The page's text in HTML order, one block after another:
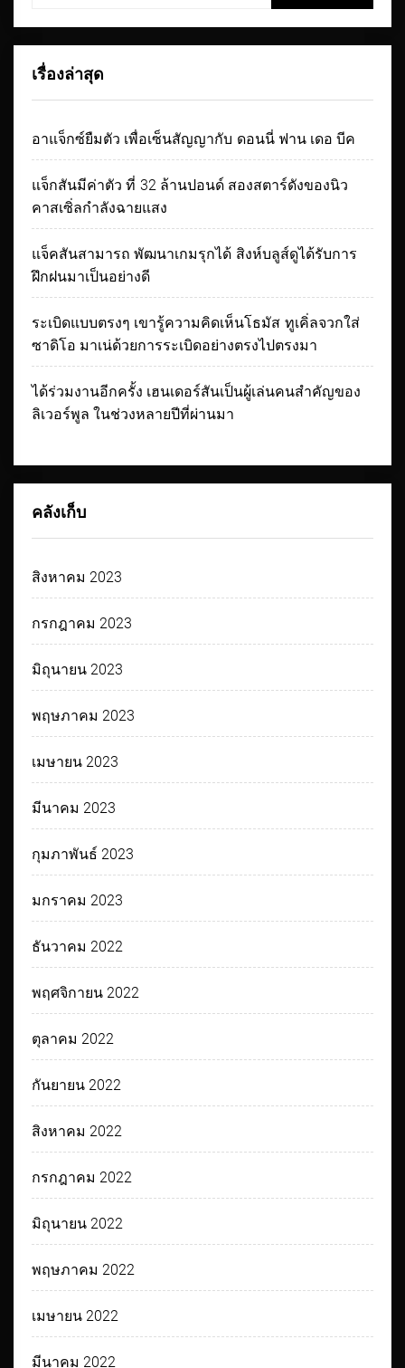
เรื่องล่าสุด
อาแจ็กซ์ยืมตัว เพื่อเซ็นสัญญากับ ดอนนี่ ฟาน เดอ บีค
แจ็กสันมีค่าตัว ที่ 32 ล้านปอนด์ สองสตาร์ดังของนิว
คาสเซิ่ลกำลังฉายแสง
แจ็คสันสามารถ พัฒนาเกมรุกได้ สิงห์บลูส์ดูได้รับการ
ฝึกฝนมาเป็นอย่างดี
ระเบิดแบบตรงๆ เขารู้ความคิดเห็นโธมัส ทูเคิ่ลจวกใส่
ซาดิโอ มาเน่ด้วยการระเบิดอย่างตรงไปตรงมา
ได้ร่วมงานอีกครั้ง เฮนเดอร์สันเป็นผู้เล่นคนสำคัญของ
ลิเวอร์พูล ในช่วงหลายปีที่ผ่านมา
คลังเก็บ
สิงหาคม 2023
กรกฎาคม 2023
มิถุนายน 2023
พฤษภาคม 2023
เมษายน 2023
มีนาคม 2023
กุมภาพันธ์ 2023
มกราคม 2023
ธันวาคม 2022
พฤศจิกายน 2022
ตุลาคม 2022
กันยายน 2022
สิงหาคม 2022
กรกฎาคม 2022
มิถุนายน 2022
พฤษภาคม 2022
เมษายน 2022
มีนาคม 2022